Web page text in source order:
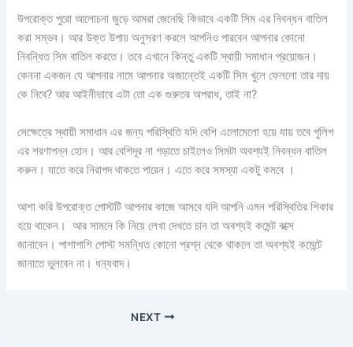
উপরোক্ত পুরো আলোচনা জুড়ে আমরা জেনেছি কিভাবে একটি সিম এর নিবন্ধন বাতিল
করা সম্ভব। আর উক্ত উপায় অনুসরণ করলে আপনিও পারবেন আপনার কোনো
নিবন্ধিত সিম বাতিল করতে। তবে এখানে কিন্তু একটি স্থায়ী সমাধান প্রয়োজন।
কেননা একজন যে আপনার নামে আপনার অজান্তেই একটি সিম খুলে ফেললো তার দায়
কে নিবে? আর আইনীভাবে এটা তো এক গুরুতর অপরাধ, তাই না?
সেক্ষেত্রে স্থায়ী সমাধান এর জন্য পরিস্থিতি যদি বেশি এলোমেলো হয়ে যায় তবে পুলিশ
এর শরণাপন্ন হোন। আর বেশিদূর না গড়াতে চাইলেও সিমটা অবশ্যই নিবন্ধন বাতিল
করুন। যাতে করে নিরাপদ থাকতে পারেন। এতে করে সমস্যা একটু কমবে ।
আশা করি উপরোক্ত পোস্টটি আপনার কাজে আসবে যদি আপনি এমন পরিস্থিতির শিকার
হয়ে থাকেন। আর সামনে কি নিয়ে লেখা দেখতে চান তা অবশ্যই কমেন্ট বক্সে
জানাবেন। পাশাপাশি পোস্ট সমন্ধিত কোনো প্রশ্ন থেকে থাকলে তা অবশ্যই কমেন্টে
জানাতে ভুলবেন না। ধন্যবাদ।
NEXT